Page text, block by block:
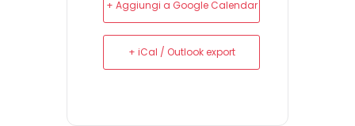
+ Aggiungi a Google Calendar
+ iCal / Outlook export